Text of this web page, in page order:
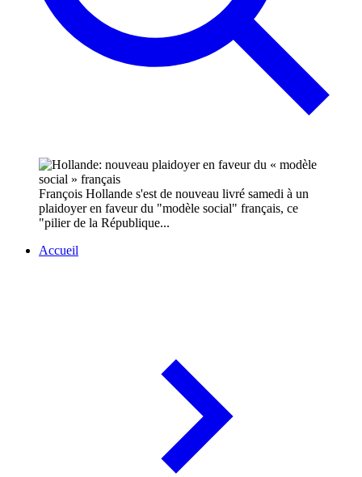
François Hollande s'est de nouveau livré samedi à un
plaidoyer en faveur du "modèle social" français, ce
"pilier de la République...
Accueil